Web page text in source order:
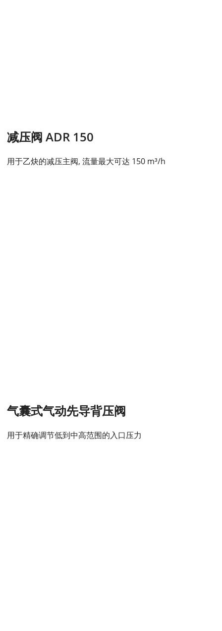
减压阀 ADR 150
用于乙炔的减压主阀, 流量最大可达 150 m³/h
气囊式气动先导背压阀
用于精确调节低到中高范围的入口压力